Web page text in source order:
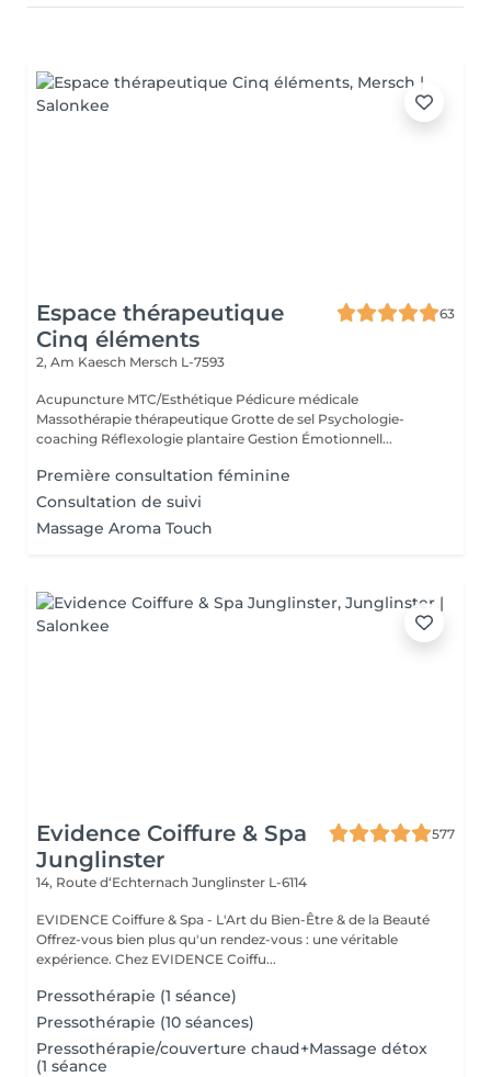
Espace thérapeutique
Cinq éléments
63
2, Am Kaesch Mersch L-7593
Acupuncture MTC/Esthétique Pédicure médicale
Massothérapie thérapeutique Grotte de sel Psychologie-
coaching Réflexologie plantaire Gestion Émotionnell...
Première consultation féminine
Consultation de suivi
Massage Aroma Touch
Evidence Coiffure & Spa
Junglinster
577
14, Route d‘Echternach Junglinster L-6114
EVIDENCE Coiffure & Spa - L'Art du Bien-Être & de la Beauté
Offrez-vous bien plus qu'un rendez-vous : une véritable
expérience. Chez EVIDENCE Coiffu...
Pressothérapie (1 séance)
Pressothérapie (10 séances)
Pressothérapie/couverture chaud+Massage détox
(1 séance